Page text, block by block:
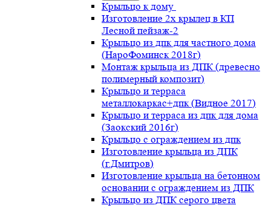
Крыльцо к дому
Изготовление 2х крылец в КП
Лесной пейзаж-2
Крыльцо из дпк для частного дома
(НароФоминск 2018г)
Монтаж крыльца из ДПК (древесно
полимерный композит)
Крыльцо и терраса
металлокаркас+дпк (Видное 2017)
Крыльцо и терраса из дпк для дома
(Заокский 2016г)
Крыльцо с ограждением из дпк
Изготовление крыльца из ДПК
(г.Дмитров)
Изготовление крыльца на бетонном
основании с ограждением из ДПК
Крыльцо из ДПК серого цвета